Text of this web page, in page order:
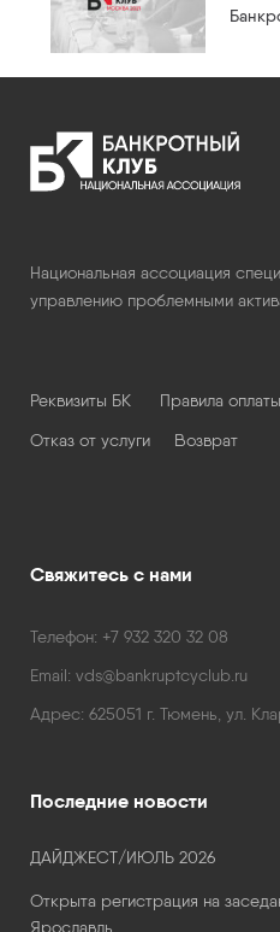
Национальная ассоциация
управлению проблемными
Реквизиты БК Правила оплаты
Отказ от услуги Возврат
Свяжитесь с нами
Телефон: +7 932 320 32 08
Email: vds@bankruptcyclub.ru
Адрес: 625051 г. Тюмень, ул.
Последние новости
ДАЙДЖЕСТ/ИЮЛЬ 2026
Открыта регистрация на
Ярославль